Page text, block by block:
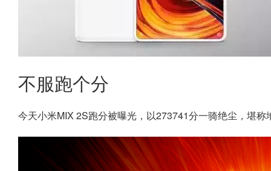
不服跑个分
今天小米MIX 2S跑分被曝光，以273741分一骑绝尘，堪称